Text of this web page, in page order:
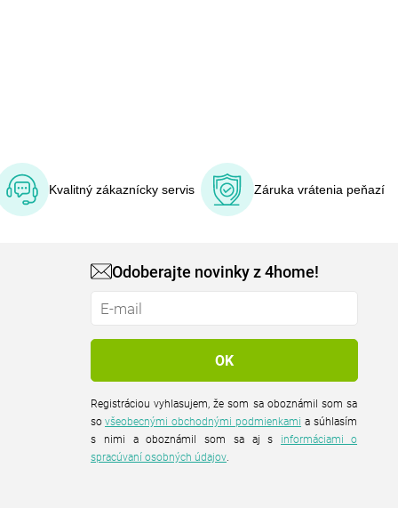
Kvalitný zákaznícky servis Záruka vrátenia peňazí
Odoberajte novinky z 4home!
Registráciou vyhlasujem, že som sa oboznámil som sa
sovšeobecnými obchodnými podmienkami a súhlasím
s nimi a oboznámil som sa aj s informáciami o
spracúvaní osobných údajov.